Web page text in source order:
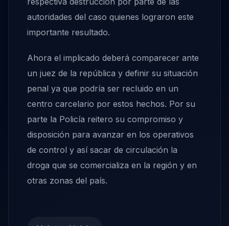
autoridades del caso quienes lograron este
importante resultado.
Ahora el implicado deberá comparecer ante
un juez de la república y definir su situación
penal ya que podría ser recluido en un
centro carcelario por estos hechos. Por su
parte la Policía reitero su compromiso y
disposición para avanzar en los operativos
de control y así sacar de circulación la
droga que se comercializa en la región y en
otras zonas del país.